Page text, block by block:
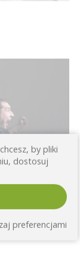
by pliki
dostosuj
preferencjami